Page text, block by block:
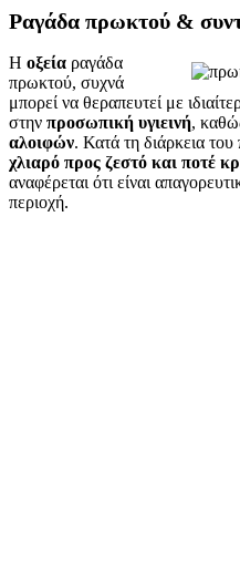
Ραγάδα πρωκτού &
Η οξεία ραγάδα
πρωκτού, συχνά
μπορεί να θεραπευτεί με
στην προσωπική υγιεινή,
αλοιφών. Κατά τη διάρκεια του
χλιαρό προς ζεστό και ποτέ
αναφέρεται ότι είναι
περιοχή.